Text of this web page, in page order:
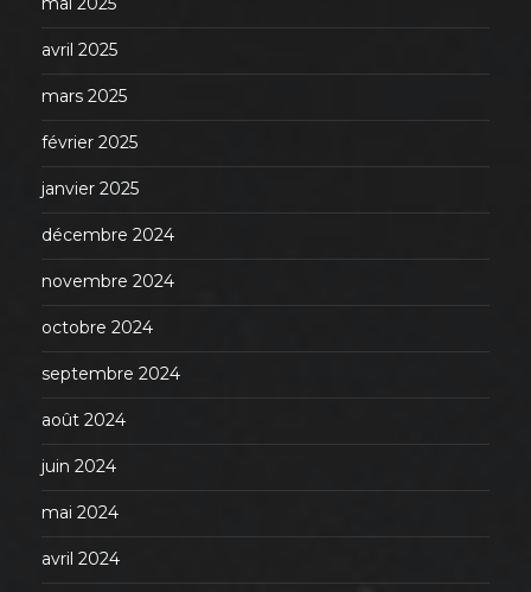
avril 2025
mars 2025
février 2025
janvier 2025
décembre 2024
novembre 2024
octobre 2024
septembre 2024
août 2024
juin 2024
mai 2024
avril 2024